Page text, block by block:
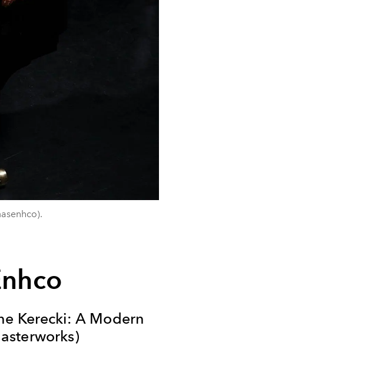
Kerecki: A Modern